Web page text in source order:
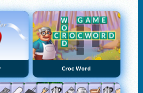
Croc Word